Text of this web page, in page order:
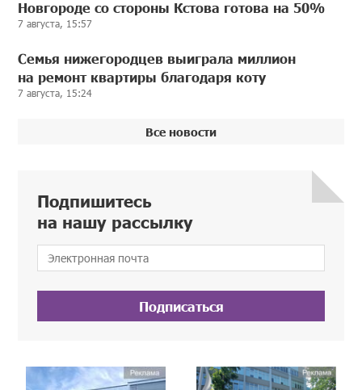
Новгороде со стороны Кстова готова на 50%
7 августа, 15:57
Семья нижегородцев выиграла миллион
на ремонт квартиры благодаря коту
7 августа, 15:24
Все новости
Подпишитесь
на нашу рассылку
Подписаться